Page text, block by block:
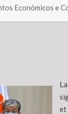
Económicos e
et